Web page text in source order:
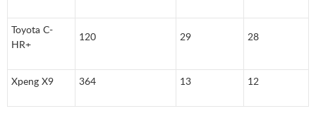
Toyota C-
HR+
120 29 28
Xpeng X9 364 13 12